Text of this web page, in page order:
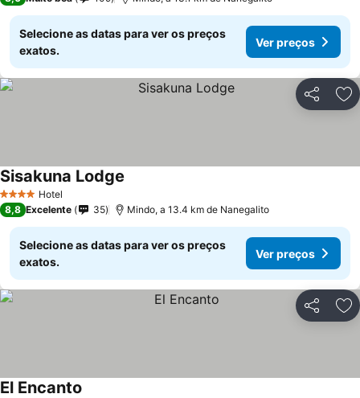
Selecione as datas para ver os preços
exatos.
Ver preços
Partilhar
4 EstrelasHotel
Sisakuna Lodge
8,8 Excelente 35 Mindo, a 13.4 km de Nanegalito
Selecione as datas para ver os preços
exatos.
Ver preços
Partilhar
El Encanto